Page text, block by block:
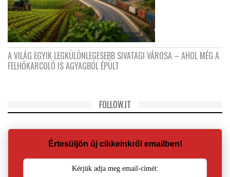
A VILÁG EGYIK LEGKÜLÖNLEGESEBB SIVATAGI VÁROSA – AHOL MÉG A
FELHŐKARCOLÓ IS AGYAGBÓL ÉPÜLT
FOLLOW.IT
Értesüljön új cikkeinkről emailben!